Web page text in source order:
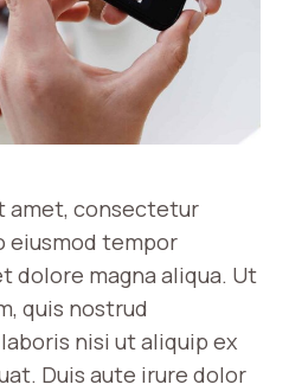
amet, consectetur
eiusmod tempor
dolore magna aliqua. Ut
quis nostrud
nisi ut aliquip ex
Duis aute irure dolor